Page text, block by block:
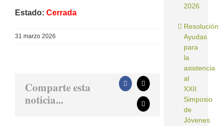
Estado: Cerrada
31 marzo 2026
Comparte esta
noticia...
Facebook
X
Correo
electrónico
2026
Resolución
Ayudas
para
la
asistencia
al
XXII
Simposio
de
Jóvenes